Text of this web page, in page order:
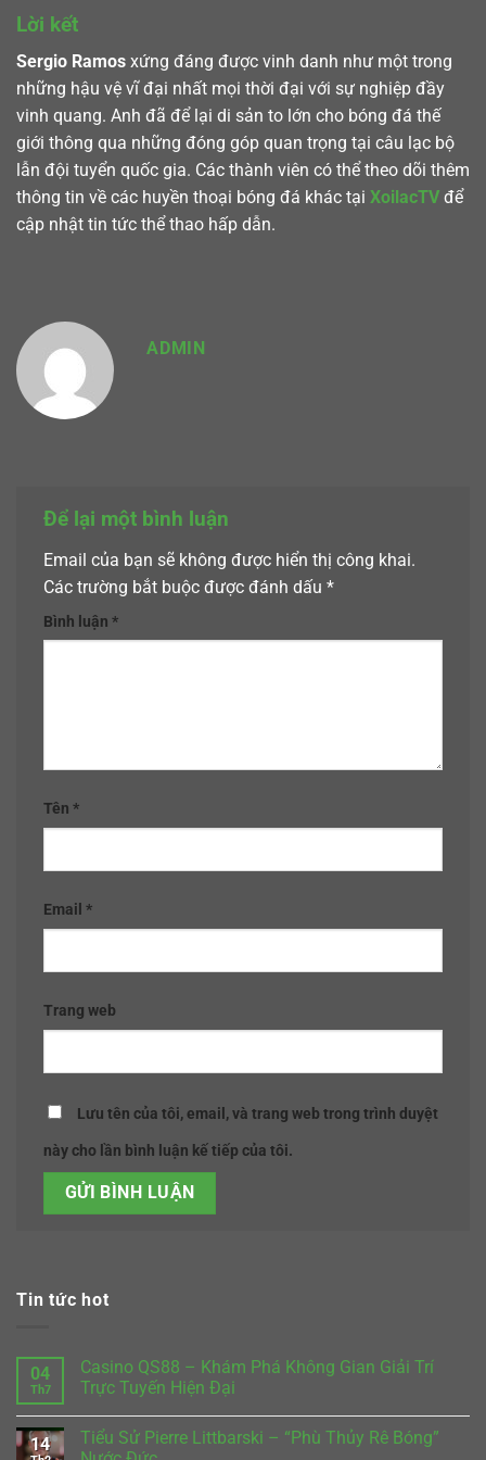
Lời kết
Sergio Ramos xứng đáng được vinh danh như một trong
những hậu vệ vĩ đại nhất mọi thời đại với sự nghiệp đầy
vinh quang. Anh đã để lại di sản to lớn cho bóng đá thế
giới thông qua những đóng góp quan trọng tại câu lạc bộ
lẫn đội tuyển quốc gia. Các thành viên có thể theo dõi thêm
thông tin về các huyền thoại bóng đá khác tại XoilacTV để
cập nhật tin tức thể thao hấp dẫn.
ADMIN
Để lại một bình luận
Email của bạn sẽ không được hiển thị công khai.
Các trường bắt buộc được đánh dấu *
Bình luận *
Tên *
Email *
Trang web
Lưu tên của tôi, email, và trang web trong trình duyệt
này cho lần bình luận kế tiếp của tôi.
Tin tức hot
04
Th7
Casino QS88 – Khám Phá Không Gian Giải Trí
Trực Tuyến Hiện Đại
bình
luận
14
Tiểu Sử Pierre Littbarski – “Phù Thủy Rê Bóng”